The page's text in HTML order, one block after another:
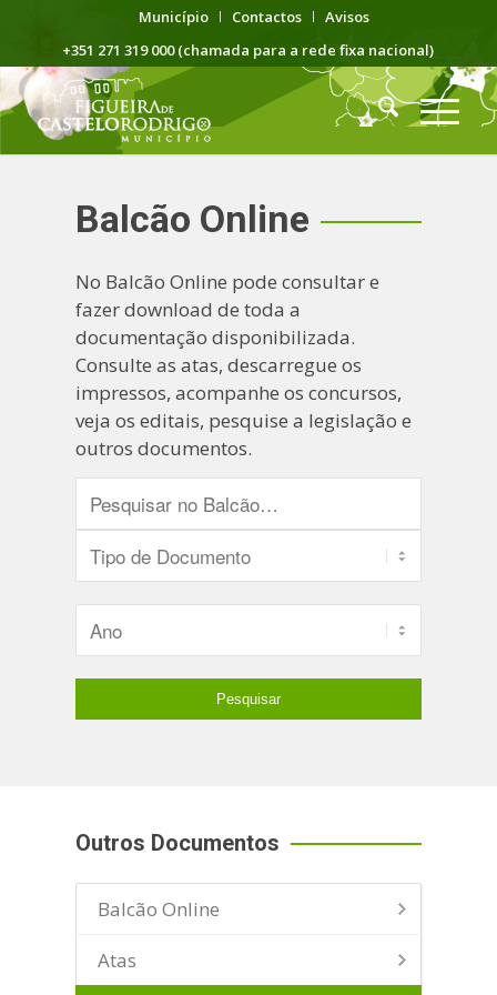
Município Contactos
Avisos
+351 271 319 000 (chamada para a rede fixa nacional)
Balcão Online
No Balcão Online pode consultar e
fazer download de toda a
documentação disponibilizada.
Consulte as atas, descarregue os
impressos, acompanhe os concursos,
veja os editais, pesquise a legislação e
outros documentos.
Outros Documentos
Balcão Online
Atas